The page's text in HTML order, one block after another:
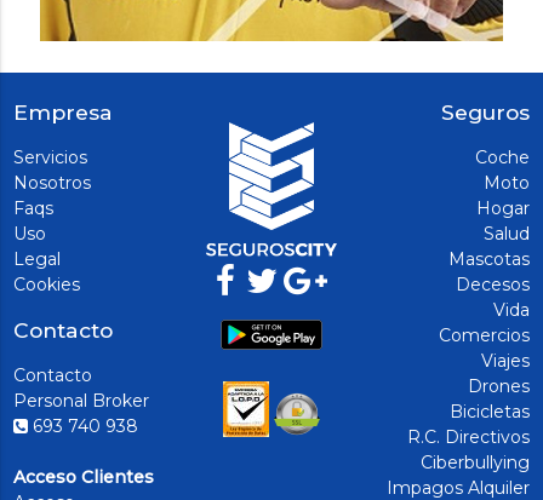
Empresa
Servicios
Nosotros
Faqs
Uso
Legal
Cookies
Contacto
Contacto
Personal Broker
693 740 938
Acceso Clientes
Seguros
Coche
Moto
Hogar
Salud
Mascotas
Decesos
Vida
Comercios
Viajes
Drones
Bicicletas
R.C. Directivos
Ciberbullying
Impagos Alquiler